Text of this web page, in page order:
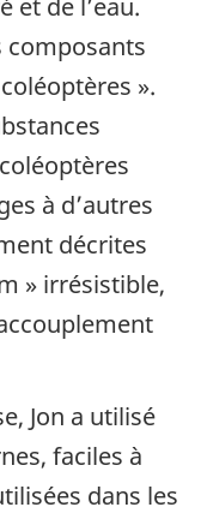
et de l’eau.
composants
».
à d’autres
décrites
» irrésistible,
Jon a utilisé
faciles à
dans les